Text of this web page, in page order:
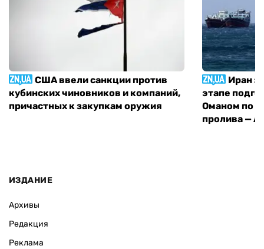
США ввели санкции против
кубинских чиновников и компаний,
причастных к закупкам оружия
Иран
этапе
Оманом по
пролива —
ИЗДАНИЕ
Архивы
Редакция
Реклама